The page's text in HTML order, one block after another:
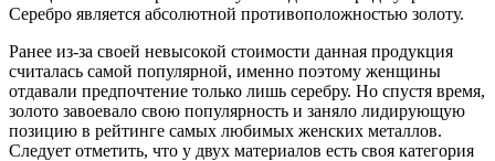
Серебро является абсолютной противоположностью золоту.
Ранее из-за своей невысокой стоимости данная продукция
считалась самой популярной, именно поэтому женщины
отдавали предпочтение только лишь серебру. Но спустя время,
золото завоевало свою популярность и заняло лидирующую
позицию в рейтинге самых любимых женских металлов.
Следует отметить, что у двух материалов есть своя категория